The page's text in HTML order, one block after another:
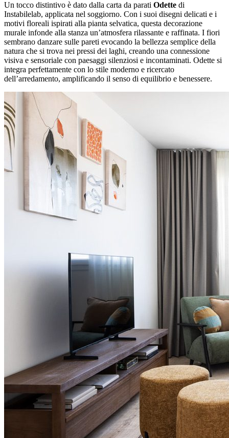
Un tocco distintivo è dato dalla carta da parati Odette di
Instabilelab, applicata nel soggiorno. Con i suoi disegni delicati e i
motivi floreali ispirati alla pianta selvatica, questa decorazione
murale infonde alla stanza un’atmosfera rilassante e raffinata. I fiori
sembrano danzare sulle pareti evocando la bellezza semplice della
natura che si trova nei pressi dei laghi, creando una connessione
visiva e sensoriale con paesaggi silenziosi e incontaminati. Odette si
integra perfettamente con lo stile moderno e ricercato
dell’arredamento, amplificando il senso di equilibrio e benessere.